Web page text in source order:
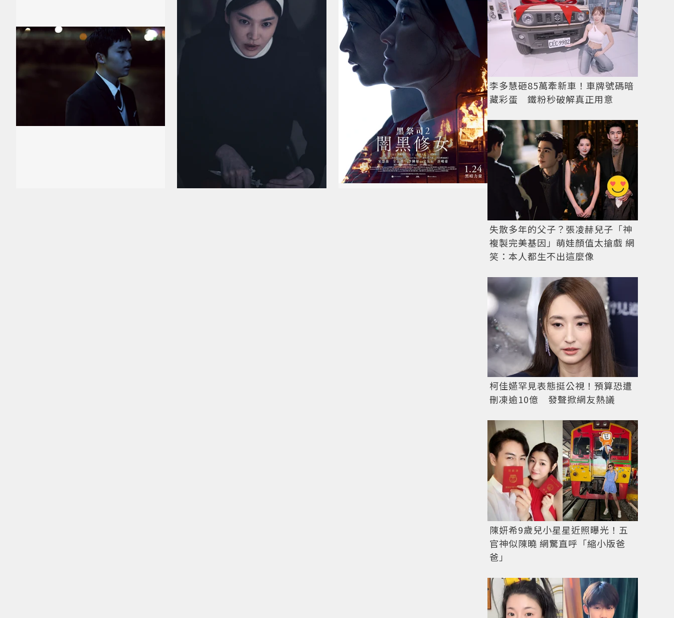
李多慧砸85萬牽新車！車牌號碼暗
藏彩蛋 鐵粉秒破解真正用意
失散多年的父子？張凌赫兒子「神
複製完美基因」萌娃顏值太搶戲 網
笑：本人都生不出這麼像
柯佳嬿罕見表態挺公視！預算恐遭
刪凍逾10億 發聲掀網友熱議
陳妍希9歲兒小星星近照曝光！五
官神似陳曉 網驚直呼「縮小版爸
爸」